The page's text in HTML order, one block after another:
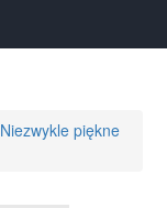
Niezwykle piękne